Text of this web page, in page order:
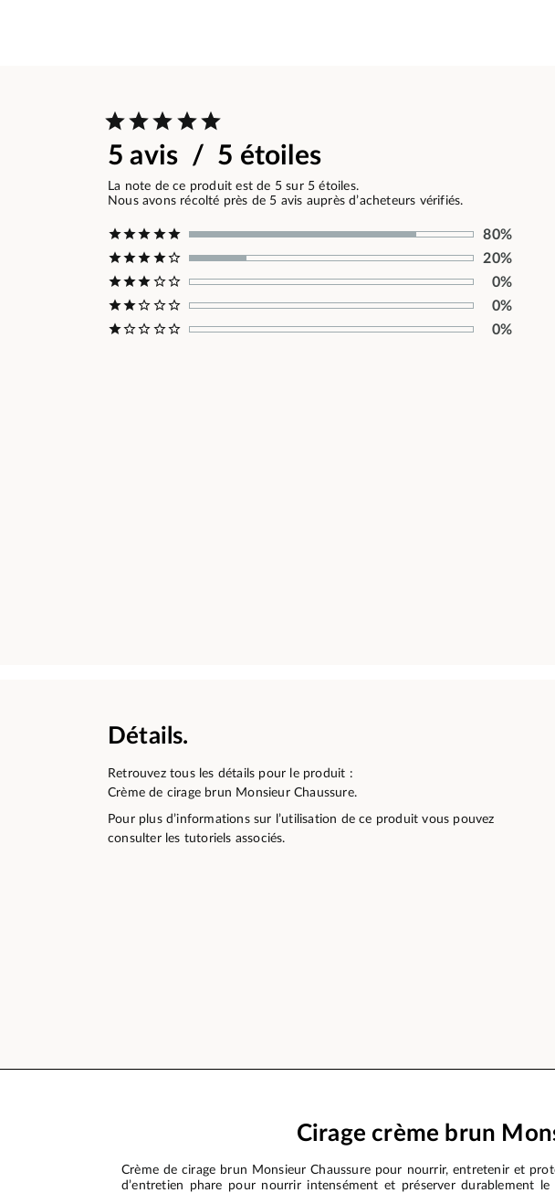
5 avis / 5 étoiles
La note de ce produit est de 5 sur 5 étoiles.
Nous avons récolté près de 5 avis auprès d’acheteurs vérifiés.
80%
20%
0%
0%
0%
Détails.
Retrouvez tous les détails pour le produit :
Crème de cirage brun Monsieur Chaussure.
Pour plus d’informations sur l’utilisation de ce produit vous pouvez
consulter les tutoriels associés.
Cirage crème brun
Crème de cirage brun Monsieur Chaussure pour nourrir, entretenir et
d’entretien phare pour nourrir intensément et préserver durablement